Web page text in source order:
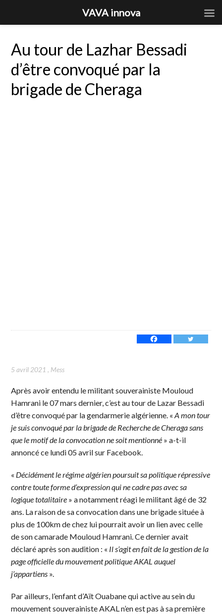
Au tour de Lazhar Bessadi
d’être convoqué par la
brigade de Cheraga
5 avril 2021 , Mess
Après avoir entendu le militant souverainiste Mouloud
Hamrani le 07 mars dernier, c’est au tour de Lazar Bessadi
d’être convoqué par la gendarmerie algérienne. «A mon tour
je suis convoqué par la brigade de Recherche de Cheraga sans
que le motif de la convocation ne soit mentionné » a-t-il
annoncé ce lundi 05 avril sur Facebook.
« Décidément le régime algérien poursuit sa politique répressive
contre toute forme d’expression qui ne cadre pas avec sa
logique totalitaire » a notamment réagi le militant âgé de 32
ans. La raison de sa convocation dans une brigade située à
plus de 100km de chez lui pourrait avoir un lien avec celle
de son camarade Mouloud Hamrani. Ce dernier avait
déclaré après son audition : « Il s’agit en fait de la gestion de la
page officielle du mouvement politique AKAL auquel
j’appartiens ».
Par ailleurs, l’enfant d’Aït Ouabane qui active au sein du
mouvement souverainiste AKAL n’en est pas à sa première
VAVA innova